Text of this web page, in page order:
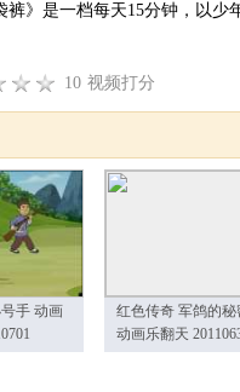
裤》是一档每天15分钟，以
10 视频打分
手 动画
红色传奇 军鸽的秘
动画乐翻天